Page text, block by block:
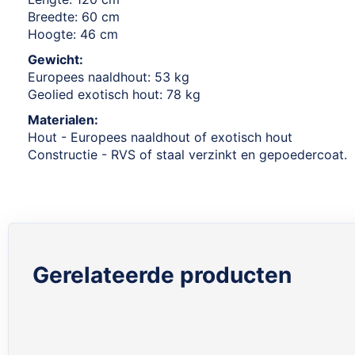
Breedte: 60 cm
Hoogte: 46 cm
Gewicht:
Europees naaldhout: 53 kg
Geolied exotisch hout: 78 kg
Materialen:
Hout - Europees naaldhout of exotisch hout
Constructie - RVS of staal verzinkt en gepoedercoat.
Gerelateerde producten